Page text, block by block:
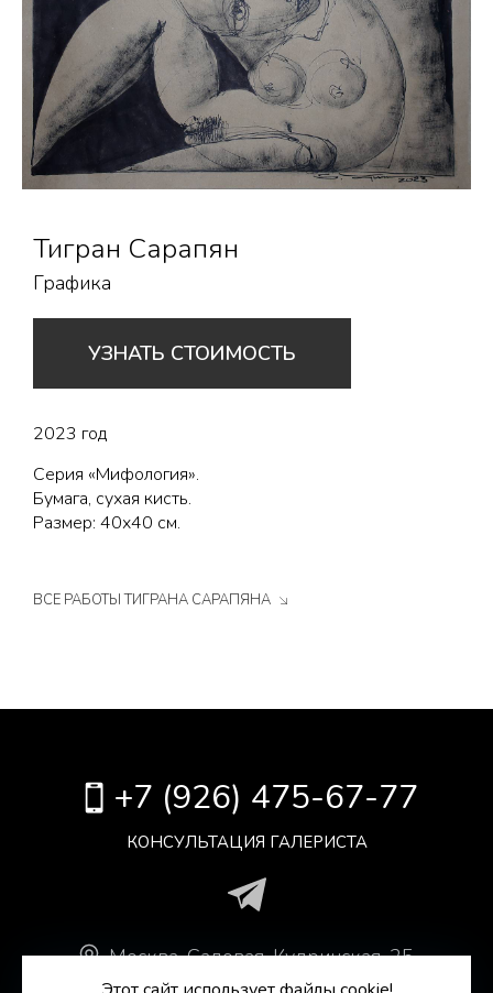
Тигран Сарапян
Графика
УЗНАТЬ СТОИМОСТЬ
2023 год
Серия «Мифология».
Бумага, сухая кисть.
Размер: 40х40 см.
ВСЕ РАБОТЫ ТИГРАНА САРАПЯНА
+7 (926) 475-67-77
КОНСУЛЬТАЦИЯ ГАЛЕРИСТА
Москва.Садовая-Кудринская, 25,
Антикварный Центр, оф. 306.